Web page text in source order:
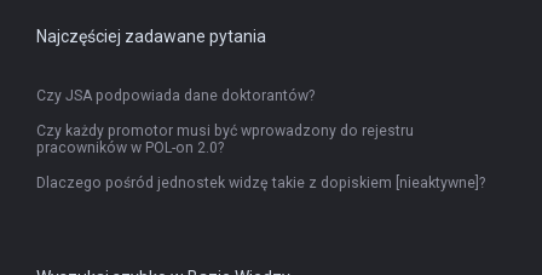
Najczęściej zadawane pytania
Czy JSA podpowiada dane doktorantów?
Czy każdy promotor musi być wprowadzony do rejestru
pracowników w POL-on 2.0?
Dlaczego pośród jednostek widzę takie z dopiskiem [nieaktywne]?